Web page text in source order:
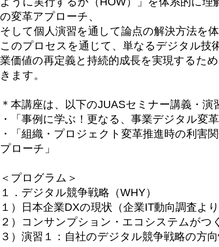
の変革アプローチ、
そして個人演習を通して論点の解決方法を
このプロセスを通じて、単なるデジタル技
業価値の再定義と持続的成長を実現するた
きます。
＊本講座は、以下のJUASセミナー講義・
・「事例に学ぶ！更なる、事業デジタル変
・「組織・プロジェクト変革推進時の利害
プローチ」
＜プログラム＞
１．デジタル競争戦略（WHY）
１）日本企業DXの現状（企業IT動向調査よ
２）コンサンプション・エコシステムがつ
３）演習１：自社のデジタル競争戦略の方